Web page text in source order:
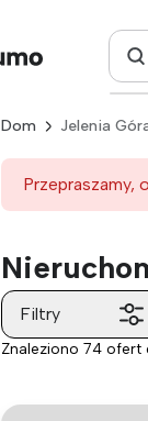
Dom Jelenia
Przepraszamy,
Filtry
Znaleziono 74 ofert